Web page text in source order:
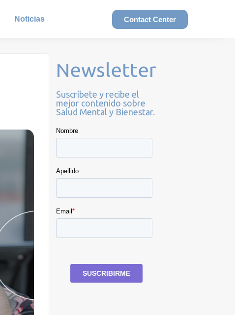
Noticias Contact Center
Newsletter
Suscríbete y recibe el
mejor contenido sobre
Salud Mental y Bienestar.